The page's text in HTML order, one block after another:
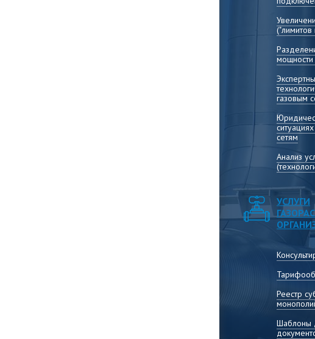
("лимитов
мощности
газовым
сетям
Анализ
УСЛУГИ
Реестр
Шаблоны